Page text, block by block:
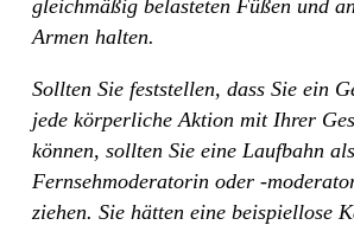
gleichmäßig belasteten Füßen und
Armen halten.
Sollten Sie feststellen, dass Sie ein
jede körperliche Aktion mit Ihrer
können, sollten Sie eine Laufbahn als
Fernsehmoderatorin oder -
ziehen. Sie hätten eine beispiellose